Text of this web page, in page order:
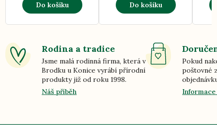
Do košíku Do košíku
Rodina a tradice
Jsme malá rodinná firma, která v
Brodku u Konice vyrábí přírodní
produkty již od roku 1998.
Náš příběh
Pokud
poštovné